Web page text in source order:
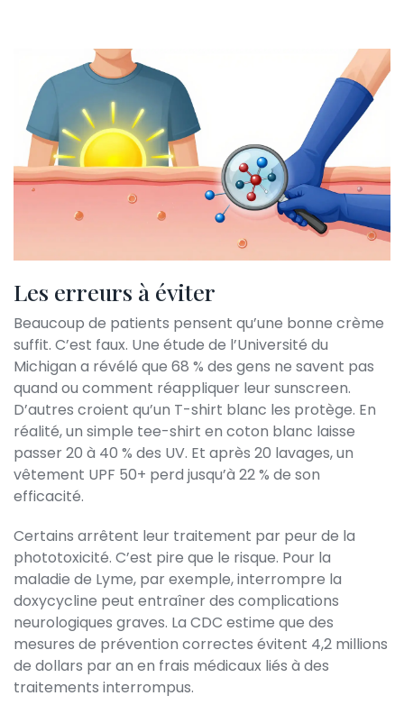
Les erreurs à éviter
Beaucoup de patients pensent qu’une bonne crème
suffit. C’est faux. Une étude de l’Université du
Michigan a révélé que 68 % des gens ne savent pas
quand ou comment réappliquer leur sunscreen.
D’autres croient qu’un T-shirt blanc les protège. En
réalité, un simple tee-shirt en coton blanc laisse
passer 20 à 40 % des UV. Et après 20 lavages, un
vêtement UPF 50+ perd jusqu’à 22 % de son
efficacité.
Certains arrêtent leur traitement par peur de la
phototoxicité. C’est pire que le risque. Pour la
maladie de Lyme, par exemple, interrompre la
doxycycline peut entraîner des complications
neurologiques graves. La CDC estime que des
mesures de prévention correctes évitent 4,2 millions
de dollars par an en frais médicaux liés à des
traitements interrompus.